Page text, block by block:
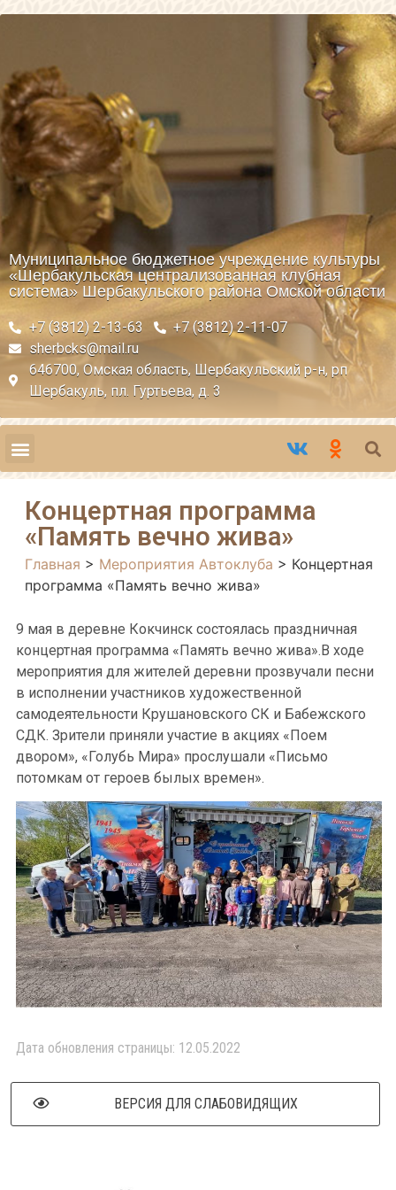
Муниципальное бюджетное учреждение культуры
«Шербакульская централизованная клубная
система» Шербакульского района Омской области
+7 (3812) 2-13-63
+7 (3812) 2-11-07
sherbcks@mail.ru
646700, Омская область, Шербакульский р-н, рп
Шербакуль, пл. Гуртьева, д. 3
Концертная программа
«Память вечно жива»
Главная > Мероприятия Автоклуба > Концертная
программа «Память вечно жива»
9 мая в деревне Кокчинск состоялась праздничная
концертная программа «Память вечно жива».В ходе
мероприятия для жителей деревни прозвучали песни
в исполнении участников художественной
самодеятельности Крушановского СК и Бабежского
СДК. Зрители приняли участие в акциях «Поем
двором», «Голубь Мира» прослушали «Письмо
потомкам от героев былых времен».
Дата обновления страницы: 12.05.2022
ВЕРСИЯ ДЛЯ СЛАБОВИДЯЩИХ